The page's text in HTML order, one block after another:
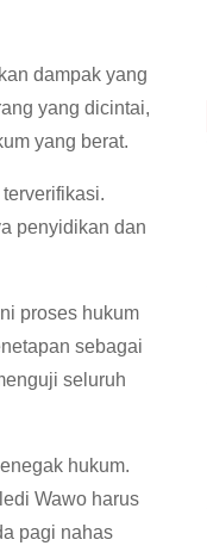
dampak yang
yang dicintai,
yang berat.
penyidikan dan
proses hukum
sebagai
seluruh
hukum.
Wawo harus
pagi nahas